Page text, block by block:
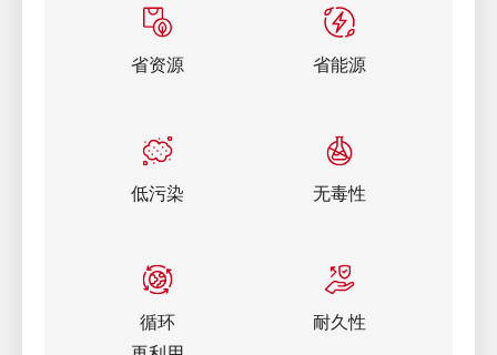
省资源 省能源
低污染 无毒性
循环
耐久性